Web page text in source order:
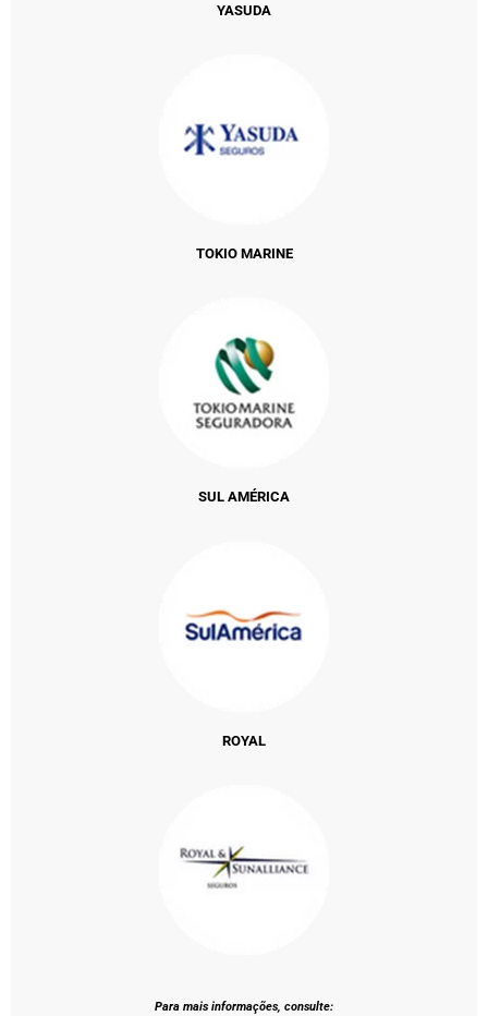
YASUDA
TOKIO MARINE
SUL AMÉRICA
ROYAL
Para mais informações, consulte: